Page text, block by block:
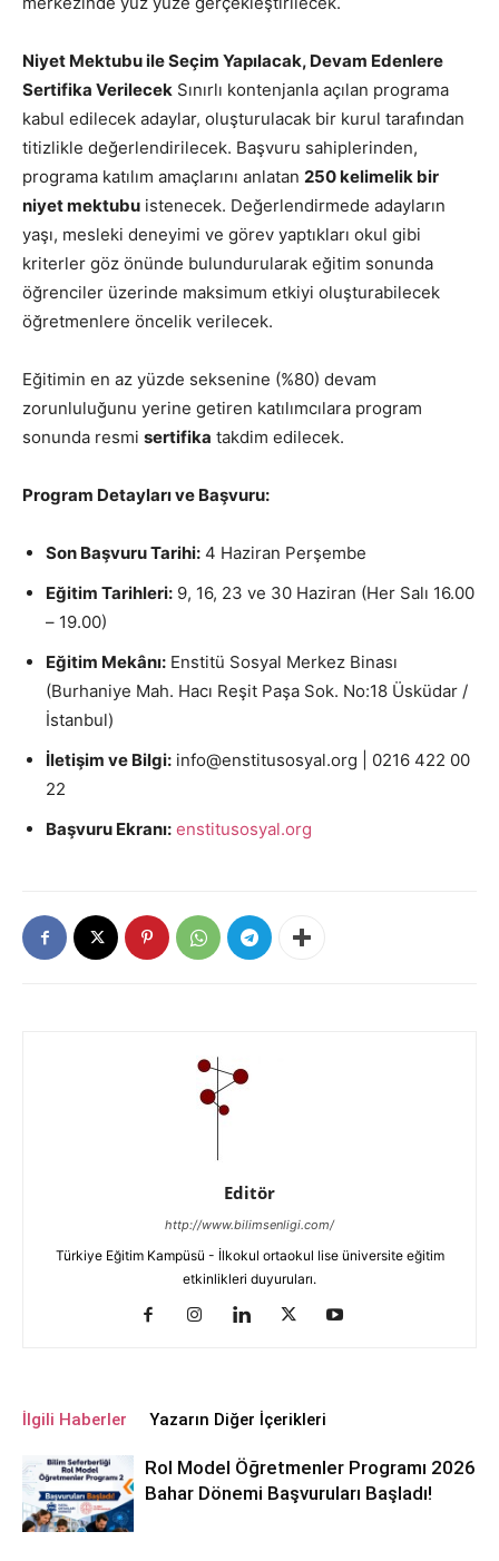
Niyet Mektubu ile Seçim Yapılacak, Devam Edenlere
Sertifika Verilecek Sınırlı kontenjanla açılan programa
kabul edilecek adaylar, oluşturulacak bir kurul tarafından
titizlikle değerlendirilecek. Başvuru sahiplerinden,
programa katılım amaçlarını anlatan 250 kelimelik bir
niyet mektubu istenecek. Değerlendirmede adayların
yaşı, mesleki deneyimi ve görev yaptıkları okul gibi
kriterler göz önünde bulundurularak eğitim sonunda
öğrenciler üzerinde maksimum etkiyi oluşturabilecek
öğretmenlere öncelik verilecek.
Eğitimin en az yüzde seksenine (%80) devam
zorunluluğunu yerine getiren katılımcılara program
sonunda resmi sertifika takdim edilecek.
Program Detayları ve Başvuru:
Son Başvuru Tarihi: 4 Haziran Perşembe
Eğitim Tarihleri: 9, 16, 23 ve 30 Haziran (Her Salı 16.00
– 19.00)
Eğitim Mekânı: Enstitü Sosyal Merkez Binası
(Burhaniye Mah. Hacı Reşit Paşa Sok. No:18 Üsküdar /
İstanbul)
İletişim ve Bilgi: info@enstitusosyal.org | 0216 422 00
22
Başvuru Ekranı: enstitusosyal.org
Editör
http://www.bilimsenligi.com/
Türkiye Eğitim Kampüsü - İlkokul ortaokul lise üniversite eğitim
etkinlikleri duyuruları.
İlgili Haberler Yazarın Diğer İçerikleri
Rol Model Öğretmenler Programı 2026
Bahar Dönemi Başvuruları Başladı!